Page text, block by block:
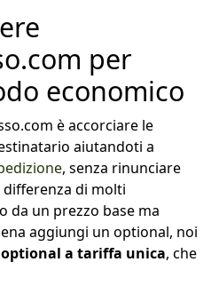
per
economico
è accorciare le
aiutandoti a
, senza rinunciare
differenza di molti
da un prezzo base ma
aggiungi un optional, noi
a tariffa unica, che